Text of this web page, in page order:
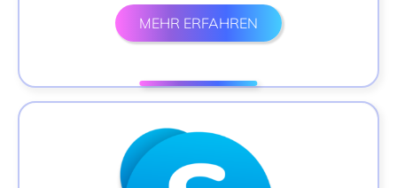
MEHR ERFAHREN